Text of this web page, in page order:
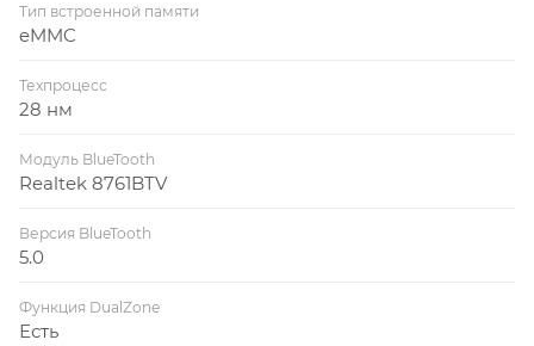
Тип встроенной памяти
eMMC
Техпроцесс
28 нм
Модуль BlueTooth
Realtek 8761BTV
Версия BlueTooth
5.0
Функция DualZone
Есть